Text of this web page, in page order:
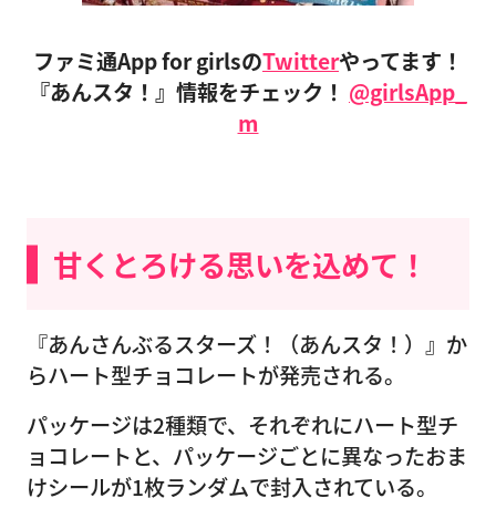
ファミ通App for girlsのTwitterやってます！
『あんスタ！』情報をチェック！ @girlsApp_
m
甘くとろける思いを込めて！
『あんさんぶるスターズ！（あんスタ！）』か
らハート型チョコレートが発売される。
パッケージは2種類で、それぞれにハート型チ
ョコレートと、パッケージごとに異なったおま
けシールが1枚ランダムで封入されている。